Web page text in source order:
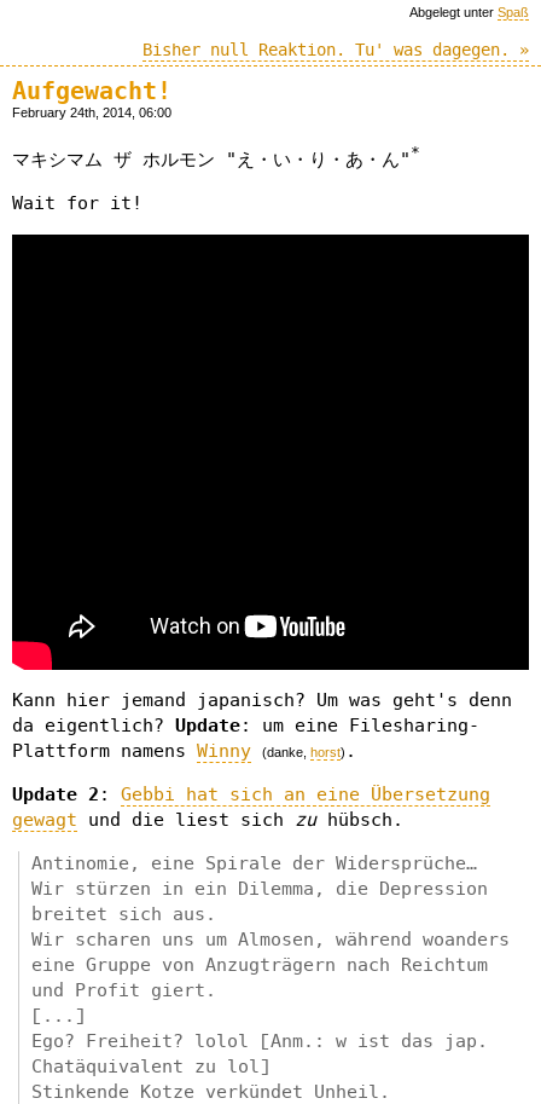
Abgelegt unter Spaß
Bisher null Reaktion. Tu' was dagegen. »
Aufgewacht!
February 24th, 2014, 06:00
マキシマム ザ ホルモン "え・い・り・あ・ん" *
Wait for it!
Kann hier jemand japanisch? Um was geht's denn
da eigentlich? Update: um eine Filesharing-
Plattform namens Winny (danke, horst) .
Update 2 : Gebbi hat sich an eine Übersetzung
gewagt und die liest sich zuhübsch.
Antinomie, eine Spirale der Widersprüche…
Wir stürzen in ein Dilemma, die Depression
breitet sich aus.
Wir scharen uns um Almosen, während woanders
eine Gruppe von Anzugträgern nach Reichtum
und Profit giert.
[...]
Ego? Freiheit? lolol [Anm.: w ist das jap.
Chatäquivalent zu lol]
Stinkende Kotze verkündet Unheil.